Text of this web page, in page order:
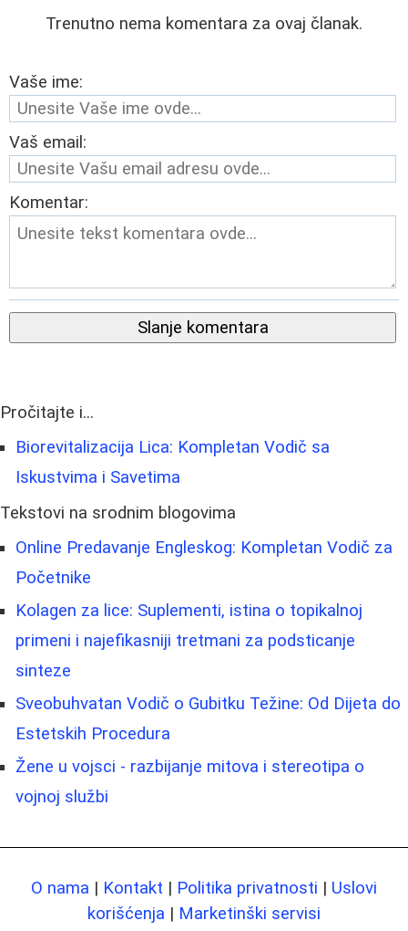
Trenutno nema komentara za ovaj članak.
Vaše ime:
Vaš email:
Komentar:
Slanje komentara
Pročitajte i...
Biorevitalizacija Lica: Kompletan Vodič sa
Iskustvima i Savetima
Tekstovi na srodnim blogovima
Online Predavanje Engleskog: Kompletan Vodič za
Početnike
Kolagen za lice: Suplementi, istina o topikalnoj
primeni i najefikasniji tretmani za podsticanje
sinteze
Sveobuhvatan Vodič o Gubitku Težine: Od Dijeta do
Estetskih Procedura
Žene u vojsci - razbijanje mitova i stereotipa o
vojnoj službi
O nama | Kontakt | Politika privatnosti | Uslovi
korišćenja | Marketinški servisi